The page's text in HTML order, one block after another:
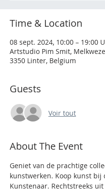
Time & Location
08 sept. 2024, 10:00 – 19:00
Artstudio Pim Smit,
3350 Linter, Belgium
Guests
Voir tout
About The Event
Geniet van de prachtige
kunstwerken. Koop kunst bij
Kunstenaar. Rechtstreeks